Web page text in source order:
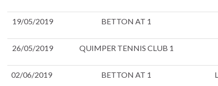
19/05/2019 BETTON AT 1
26/05/2019 QUIMPER TENNIS CLUB 1
02/06/2019 BETTON AT 1